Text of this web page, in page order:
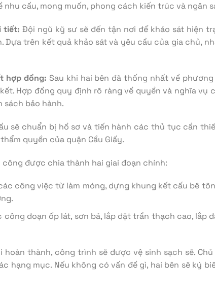
cầu, mong muốn, phong cách kiến trúc và ngân
tiết: Đội ngũ kỹ sư sẽ đến tận nơi để khảo sát hiện
Dựa trên kết quả khảo sát và yêu cầu của gia chủ,
hợp đồng: Sau khi hai bên đã thống nhất về
Hợp đồng quy định rõ ràng về quyền và nghĩa vụ
sách bảo hành.
sẽ chuẩn bị hồ sơ và tiến hành các thủ tục cần
quyền của quận Cầu Giấy.
công được chia thành hai giai đoạn chính:
công việc từ làm móng, dựng khung kết cấu bê
công đoạn ốp lát, sơn bả, lắp đặt trần thạch cao, lắp
hoàn thành, công trình sẽ được vệ sinh sạch sẽ.
hạng mục. Nếu không có vấn đề gì, hai bên sẽ ký